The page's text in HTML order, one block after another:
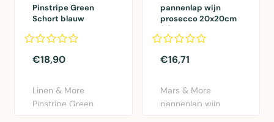
Pinstripe Green
Schort blauw
€18,90
Linen & More
Pinstripe Green
pannenlap wijn
prosecco 20x20cm
(2)
€16,71
Mars & More
pannenlap wijn